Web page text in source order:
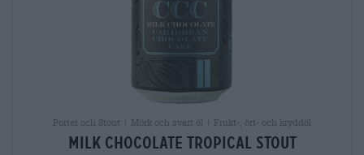
Porter och Stout | Mörk och svart öl | Frukt-, ört- och kryddöl
milk chocolate tropical stout